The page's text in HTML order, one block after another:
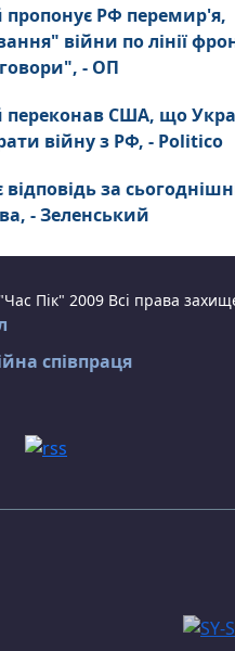
пропонує РФ перемир'я,
війни по лінії
- ОП
переконав США, що
війну з РФ, - Politico
за
- Зеленський
Пік" 2009 Всі права
співпраця